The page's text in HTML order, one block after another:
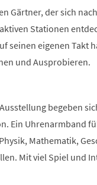
Gärtner, der sich
Stationen
seinen eigenen Takt
und Ausprobieren.
begeben
Ein Uhrenarmband
Mathematik,
Mit viel Spiel und